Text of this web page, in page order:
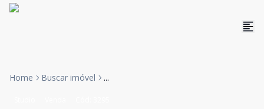
Home Buscar imóvel ...